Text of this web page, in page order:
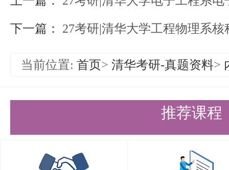
矢量概念与运算：掌握矢量的基
义、性质及恒等式。
积分定理。
下一篇： 27考研|清华大学工程物理系核
当前位置: 首页> 清华考研-真题资料>
推荐课程